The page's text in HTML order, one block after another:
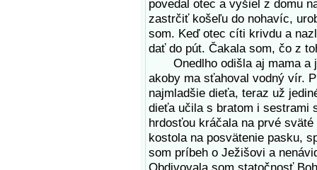
povedal otec a vyšiel z domu
zastrčiť košeľu do nohavíc,
som. Keď otec cíti krivdu a
dať do pút. Čakala som, čo z
Onedlho odišla aj mama a
akoby ma sťahoval vodný vír.
najmladšie dieťa, teraz už
dieťa učila s bratom i sestrami
hrdosťou kráčala na prvé
kostola na posvätenie pasku,
som príbeh o Ježišovi a
Obdivovala som statočnosť